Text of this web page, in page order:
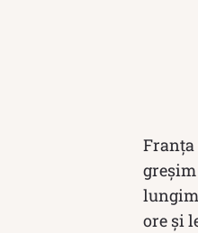
Franța
ore și